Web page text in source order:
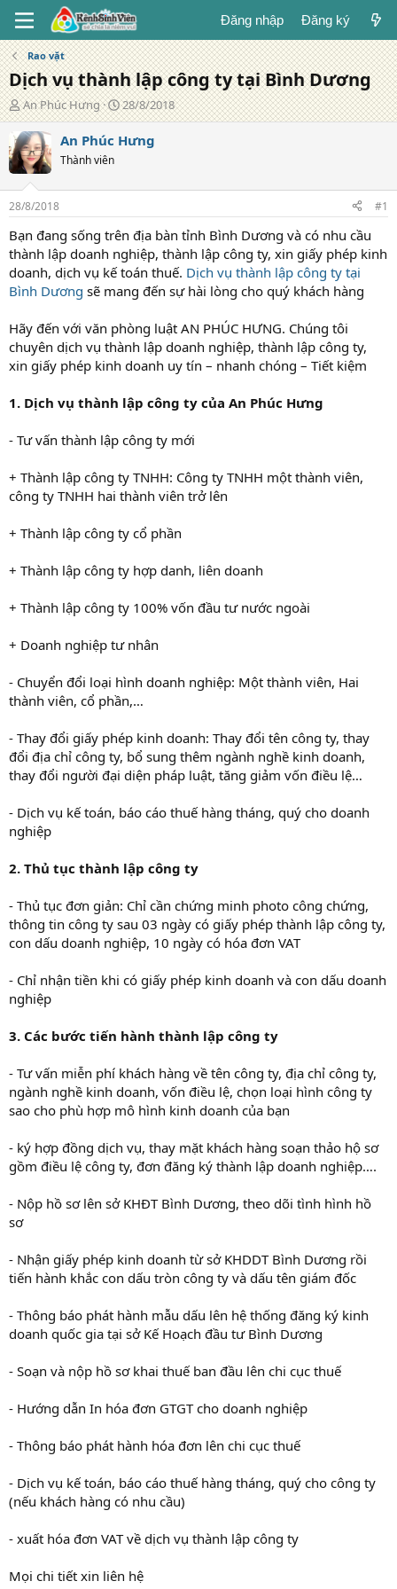
Đăng nhập Đăng ký
Rao vặt
Dịch vụ thành lập công ty tại Bình Dương
T
á
c
g
i
ả
An Phúc Hưng
N
g
à
g
28/8/2018
An Phúc Hưng
Thành viên
28/8/2018 #1
Bạn đang sống trên địa bàn tỉnh Bình Dương và có nhu cầu
thành lập doanh nghiệp, thành lập công ty, xin giấy phép kinh
doanh, dịch vụ kế toán thuế. Dịch vụ thành lập công ty tại
Bình Dương sẽ mang đến sự hài lòng cho quý khách hàng
Hãy đến với văn phòng luật AN PHÚC HƯNG. Chúng tôi
chuyên dịch vụ thành lập doanh nghiệp, thành lập công ty,
xin giấy phép kinh doanh uy tín – nhanh chóng – Tiết kiệm
1. Dịch vụ thành lập công ty của An Phúc Hưng
- Tư vấn thành lập công ty mới
+ Thành lập công ty TNHH: Công ty TNHH một thành viên,
công ty TNHH hai thành viên trở lên
+ Thành lập công ty cổ phần
+ Thành lập công ty hợp danh, liên doanh
+ Thành lập công ty 100% vốn đầu tư nước ngoài
+ Doanh nghiệp tư nhân
- Chuyển đổi loại hình doanh nghiệp: Một thành viên, Hai
thành viên, cổ phần,…
- Thay đổi giấy phép kinh doanh: Thay đổi tên công ty, thay
đổi địa chỉ công ty, bổ sung thêm ngành nghề kinh doanh,
thay đổi người đại diện pháp luật, tăng giảm vốn điều lệ…
- Dịch vụ kế toán, báo cáo thuế hàng tháng, quý cho doanh
nghiệp
2. Thủ tục thành lập công ty
- Thủ tục đơn giản: Chỉ cần chứng minh photo công chứng,
thông tin công ty sau 03 ngày có giấy phép thành lập công ty,
con dấu doanh nghiệp, 10 ngày có hóa đơn VAT
- Chỉ nhận tiền khi có giấy phép kinh doanh và con dấu doanh
nghiệp
3. Các bước tiến hành thành lập công ty
- Tư vấn miễn phí khách hàng về tên công ty, địa chỉ công ty,
ngành nghề kinh doanh, vốn điều lệ, chọn loại hình công ty
sao cho phù hợp mô hình kinh doanh của bạn
- ký hợp đồng dịch vụ, thay mặt khách hàng soạn thảo hộ sơ
gồm điều lệ công ty, đơn đăng ký thành lập doanh nghiệp….
- Nộp hồ sơ lên sở KHĐT Bình Dương, theo dõi tình hình hồ
sơ
- Nhận giấy phép kinh doanh từ sở KHDDT Bình Dương rồi
tiến hành khắc con dấu tròn công ty và dấu tên giám đốc
- Thông báo phát hành mẫu dấu lên hệ thống đăng ký kinh
doanh quốc gia tại sở Kế Hoạch đầu tư Bình Dương
- Soạn và nộp hồ sơ khai thuế ban đầu lên chi cục thuế
- Hướng dẫn In hóa đơn GTGT cho doanh nghiệp
- Thông báo phát hành hóa đơn lên chi cục thuế
- Dịch vụ kế toán, báo cáo thuế hàng tháng, quý cho công ty
(nếu khách hàng có nhu cầu)
- xuất hóa đơn VAT về dịch vụ thành lập công ty
Mọi chi tiết xin liên hệ